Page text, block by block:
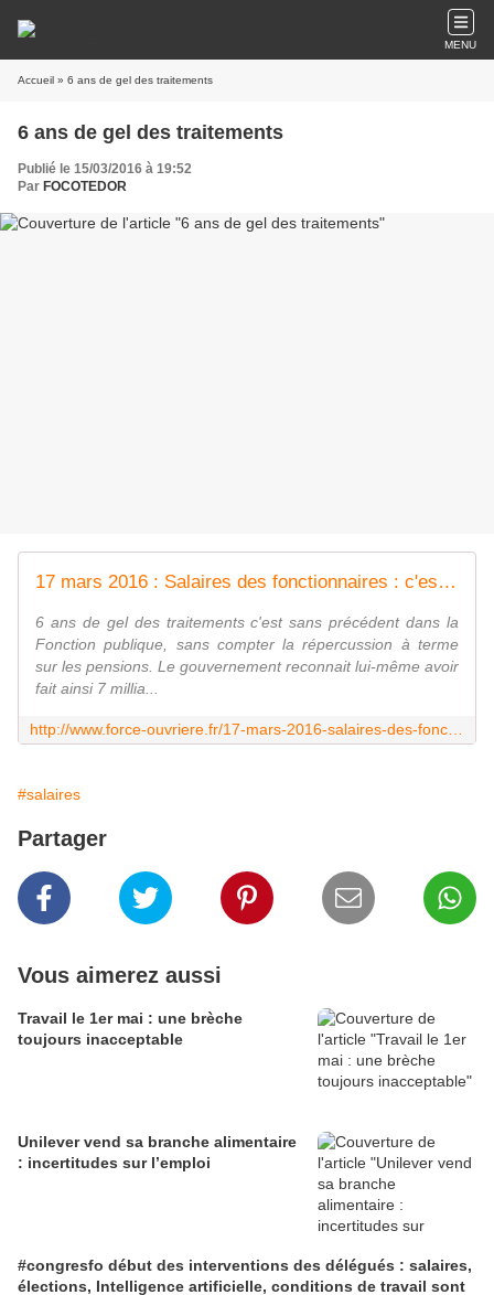
MENU
Accueil » 6 ans de gel des traitements
6 ans de gel des traitements
Publié le 15/03/2016 à 19:52
Par FOCOTEDOR
17 mars 2016 : Salaires des fonctionnaires : c'est maintenant ! | Force Ouvrière
6 ans de gel des traitements c'est sans précédent dans la
Fonction publique, sans compter la répercussion à terme
sur les pensions. Le gouvernement reconnait lui-même avoir
fait ainsi 7 millia...
#salaires
Partager
Vous aimerez aussi
Travail le 1er mai : une brèche
toujours inacceptable
Unilever vend sa branche alimentaire
: incertitudes sur l’emploi
#congresfo début des interventions des délégués : salaires,
élections, Intelligence artificielle, conditions de travail sont